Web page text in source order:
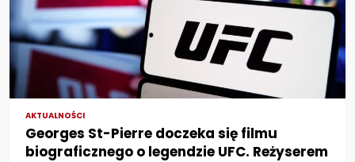
AKTUALNOŚCI
Georges St-Pierre doczeka się filmu
biograficznego o legendzie UFC. Reżyserem